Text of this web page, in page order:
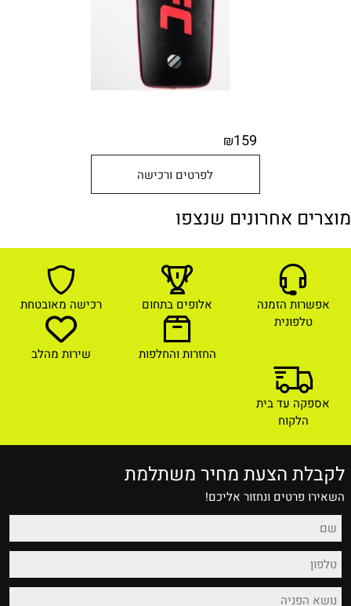
₪159
לפרטים ורכישה
מוצרים אחרונים שנצפו
אפשרות הזמנה
טלפונית
אלופים בתחום רכישה מאובטחת
החזרות והחלפות שירות מהלב
אספקה עד בית
הלקוח
לקבלת הצעת מחיר משתלמת
השאירו פרטים ונחזור אליכם!